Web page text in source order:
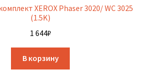
XEROX Phaser 3020/ WC 3025
(1.5K)
1 644₽
В корзину